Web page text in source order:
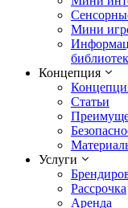
Мини
библиотек
Концепция
Статьи
Услуги
Рассрочка
Аренда